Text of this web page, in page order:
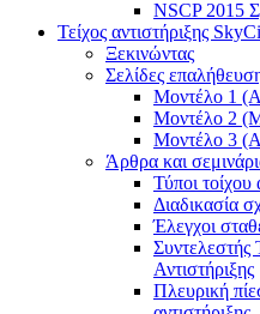
NSCP 2015
Τείχος αντιστήριξης
Ξεκινώντας
Σελίδες
Μοντέλο 1
Μοντέλο 2
Μοντέλο 3
Άρθρα και
Τύποι τοίχου
Διαδικασία
Έλεγχοι
Συντελεστής
Αντιστήριξης
Πλευρική